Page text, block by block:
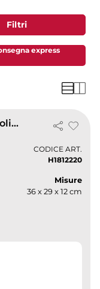
Filtri
express
KURIER Borsa a Tracolla 14L, Poliestere, Tracolla Regolabile
CODICE ART.
H1812220
Misure
36 x 29 x 12 cm